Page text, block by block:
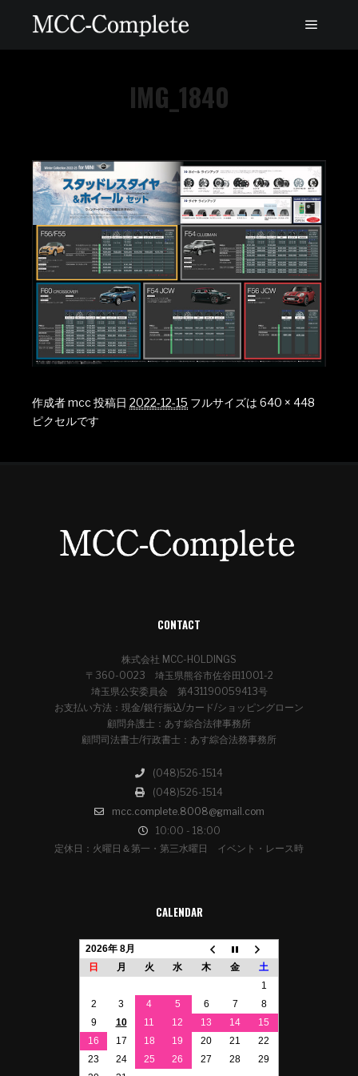
IMG_1840
作成者mcc投稿日 2022-12-15 フルサイズは 640 × 448
ピクセルです
CONTACT
株式会社 MCC-HOLDINGS
〒360-0023 埼玉県熊谷市佐谷田1001-2
埼玉県公安委員会 第431190059413号
お支払い方法：現金/銀行振込/カード/ショッピングローン
顧問弁護士：あす綜合法律事務所
顧問司法書士/行政書士：あす綜合法務事務所
(048)526-1514
(048)526-1514
mcc.complete.8008@gmail.com
10:00 - 18:00
定休日：火曜日＆第一・第三水曜日 イベント・レース時
CALENDAR
2026年 8月
日
月 火 水 木 金
土
1
2
3 4 5 6 7
8
9
10 11 12 13 14
15
16
17 18 19 20 21
22
23
24 25 26 27 28
29